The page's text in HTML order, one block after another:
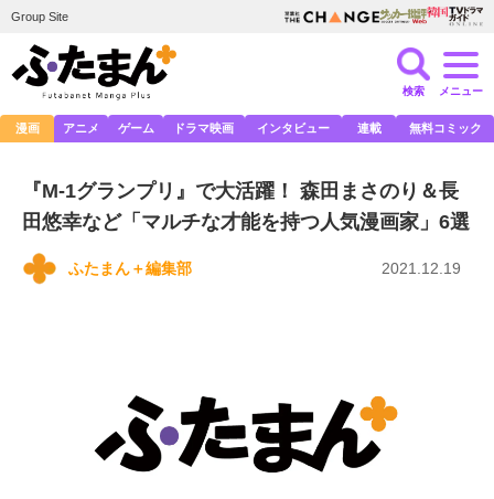
Group Site
検索 メニュー
漫画 アニメ ゲーム ドラマ映画 インタビュー 連載 無料コミック
『M-1グランプリ』で大活躍！ 森田まさのり＆長
田悠幸など「マルチな才能を持つ人気漫画家」6選
ふたまん＋編集部 2021.12.19